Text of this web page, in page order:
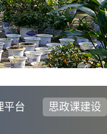
平台 思政课建设